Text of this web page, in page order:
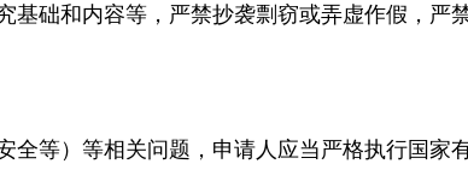
础和内容等，严禁抄袭剽窃或弄虚作假，严
等）等相关问题，申请人应当严格执行国家